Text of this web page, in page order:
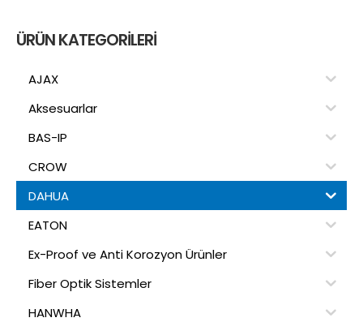
ÜRÜN KATEGORILERI
AJAX
Aksesuarlar
BAS-IP
CROW
DAHUA
EATON
Ex-Proof ve Anti Korozyon Ürünler
Fiber Optik Sistemler
HANWHA